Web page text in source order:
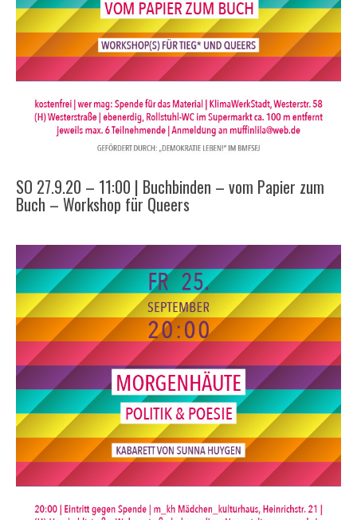
SO 27.9.20 – 11:00 | Buchbinden – vom Papier zum
Buch – Workshop für Queers